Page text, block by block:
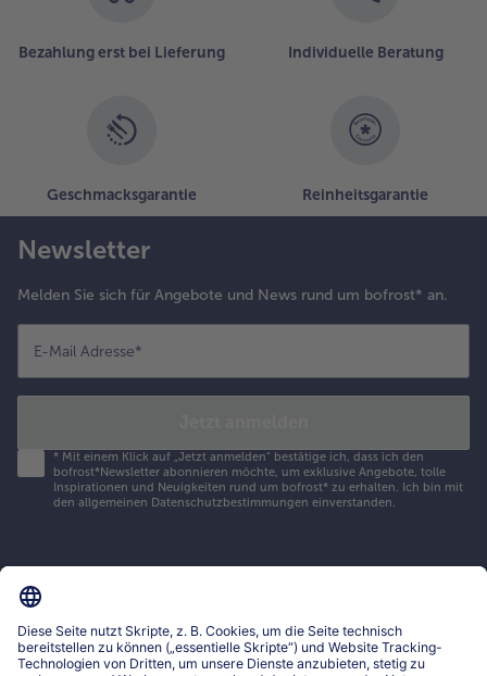
Bezahlung erst bei Lieferung Individuelle Beratung
Geschmacksgarantie Reinheitsgarantie
Newsletter
Melden Sie sich für Angebote und News rund um bofrost* an.
E-Mail Adresse*
* Mit einem Klick auf „Jetzt anmelden" bestätige ich, dass ich den
bofrost*Newsletter abonnieren möchte, um exklusive Angebote, tolle
Inspirationen und Neuigkeiten rund um bofrost* zu erhalten. Ich bin mit
den allgemeinen Datenschutzbestimmungen einverstanden.
Mein bofrost*
www.bofrost.lu